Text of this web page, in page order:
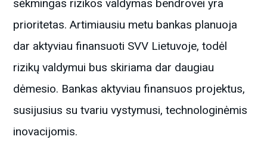
sėkmingas rizikos valdymas bendrovei yra
prioritetas. Artimiausiu metu bankas planuoja
dar aktyviau finansuoti SVV Lietuvoje, todėl
rizikų valdymui bus skiriama dar daugiau
dėmesio. Bankas aktyviau finansuos projektus,
susijusius su tvariu vystymusi, technologinėmis
inovacijomis.